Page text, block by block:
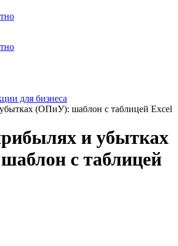
для бизнеса
(ОПиУ): шаблон с таблицей Excel
и убытках
с таблицей